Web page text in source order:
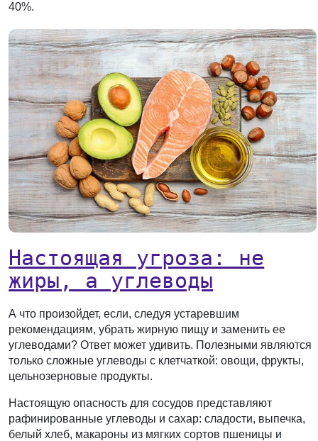
40%.
Настоящая угроза: не
жиры, а углеводы
А что произойдет, если, следуя устаревшим
рекомендациям, убрать жирную пищу и заменить ее
углеводами? Ответ может удивить. Полезными являются
только сложные углеводы с клетчаткой: овощи, фрукты,
цельнозерновые продукты.
Настоящую опасность для сосудов представляют
рафинированные углеводы и сахар: сладости, выпечка,
белый хлеб, макароны из мягких сортов пшеницы и